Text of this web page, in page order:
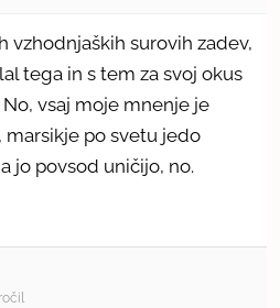
vzhodnjaških surovih zadev,
tega in s tem za svoj okus
vsaj moje mnenje je
marsikje po svetu jedo
jo povsod uničijo, no.